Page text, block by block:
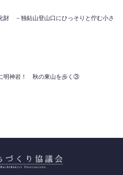
財 －独鈷山登山口にひっそりと佇む小さ
明神岩！ 秋の東山を歩く③